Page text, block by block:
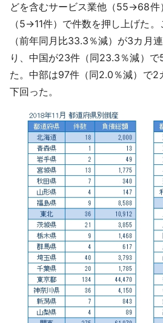
どを含むサービス業他（55→68件
（5→11件）で件数を押し上げた
（前年同月比33.3％減）が3カ月
り、中国が23件（同23.3％減）で
た。中部は97件（同2.0％減）で2
下回った。